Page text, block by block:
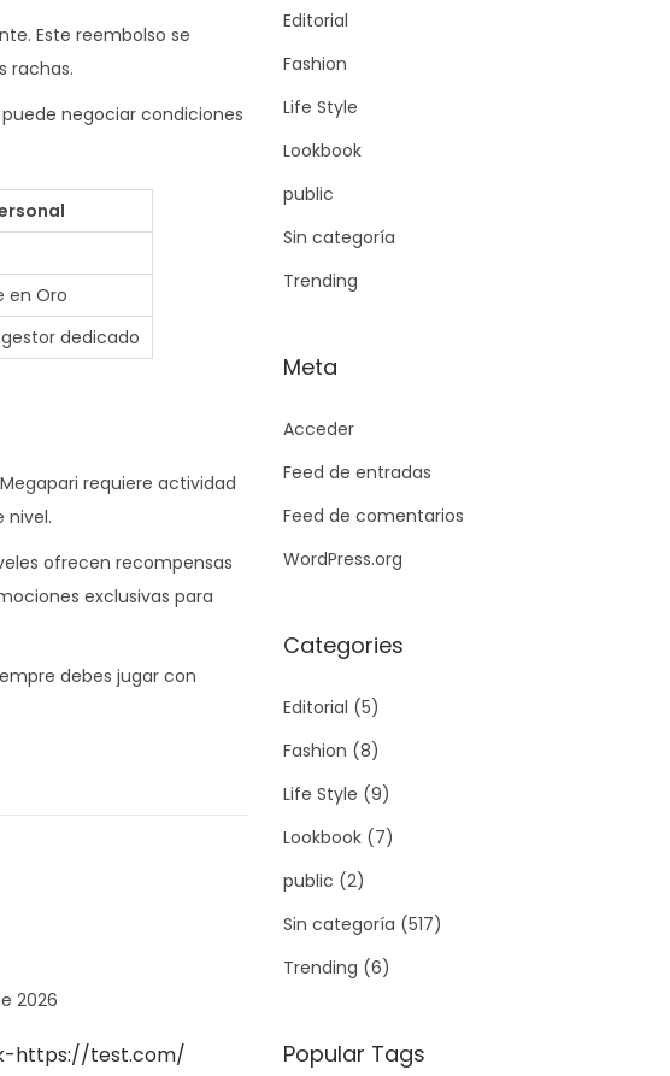
Este reembolso se
rachas.
negociar condiciones
en Oro
dedicado
requiere actividad
nivel.
ofrecen recompensas
exclusivas para
debes jugar con
2026
https://test.com/
Editorial
Fashion
Life Style
Lookbook
public
Sin categoría
Trending
Meta
Acceder
Feed de entradas
Feed de comentarios
WordPress.org
Categories
Editorial (5)
Fashion (8)
Life Style (9)
Lookbook (7)
public (2)
Sin categoría (517)
Trending (6)
Popular Tags